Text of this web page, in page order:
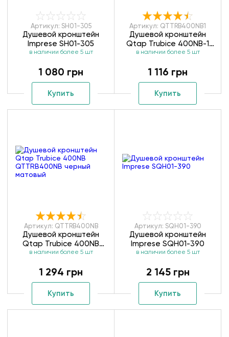
Артикул: SH01-305
Душевой кронштейн
Imprese SH01-305
в наличии более 5 шт
1 080 грн
Купить
Артикул: QTTRB400NB1
Душевой кронштейн
Qtap Trubice 400NB-1
черный матовый
в наличии более 5 шт
1 116 грн
Купить
Артикул: QTTRB400NB
Душевой кронштейн
Qtap Trubice 400NB
QTTRB400NB черный
в наличии более 5 шт
1 294 грн
Купить
Артикул: SQH01-390
Душевой кронштейн
Imprese SQH01-390
в наличии более 5 шт
2 145 грн
Купить